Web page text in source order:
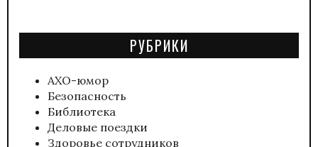
РУБРИКИ
АХО-юмор
Безопасность
Библиотека
Деловые поездки
Здоровье сотрудников